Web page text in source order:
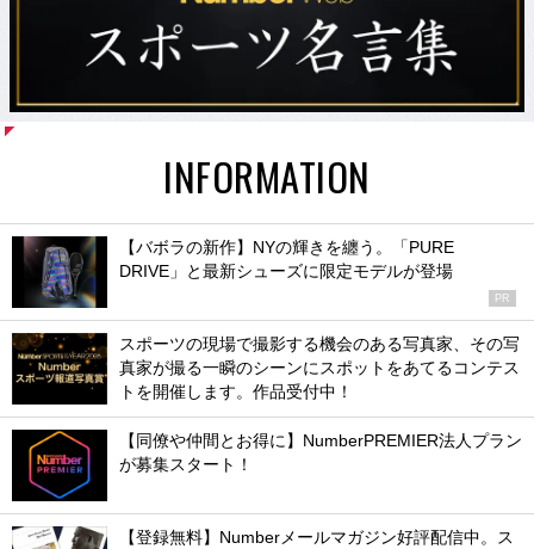
INFORMATION
【バボラの新作】NYの輝きを纏う。「PURE
DRIVE」と最新シューズに限定モデルが登場
PR
スポーツの現場で撮影する機会のある写真家、その写
真家が撮る一瞬のシーンにスポットをあてるコンテス
トを開催します。作品受付中！
【同僚や仲間とお得に】NumberPREMIER法人プラン
が募集スタート！
【登録無料】Numberメールマガジン好評配信中。ス